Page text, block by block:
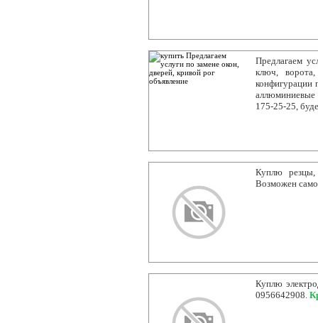
Предлагаем
ключ,
конфигурации
аллюминиевые
175-25-25,
Куплю резцы,
Возможен
Куплю
0956642908.